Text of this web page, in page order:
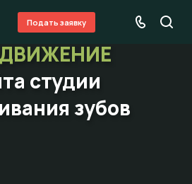
Подать заявку
студии
зубов